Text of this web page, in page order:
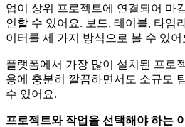
업이 상위 프로젝트에 연결되어 마
인할 수 있어요. 보드, 테이블, 타임
이터를 세 가지 방식으로 볼 수 있어
플랫폼에서 가장 많이 설치된 프로
용에 충분히 깔끔하면서도 소규모
수 있어요.
프로젝트와 작업을 선택해야 하는